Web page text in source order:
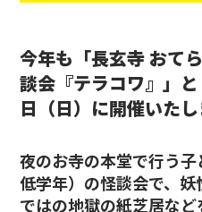
今年も「長玄寺 おて
談会『テラコワ』」
日（日）に開催いたし
夜のお寺の本堂で行う
低学年）の怪談会で、
ではの地獄の紙芝居など